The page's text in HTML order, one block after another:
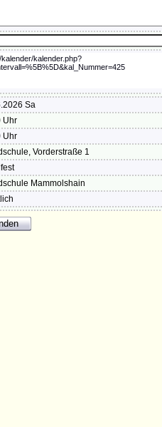
Sa
Uhr
Uhr
Vorderstraße 1
Mammolshain